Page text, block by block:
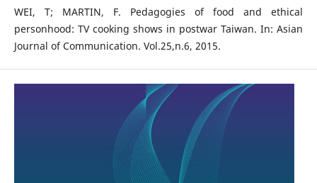
WEI, T; MARTIN, F. Pedagogies of food and ethical
personhood: TV cooking shows in postwar Taiwan. In: Asian
Journal of Communication. Vol.25,n.6, 2015.